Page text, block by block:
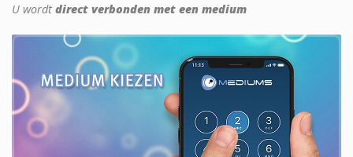
U wordt direct verbonden met een medium